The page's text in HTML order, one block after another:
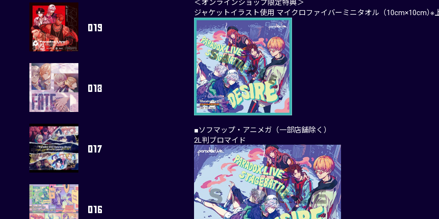
＜オンラインショップ限定特典＞
ジャケットイラスト使用 マイクロファイバーミニタオル（10cm×10cm）※
■ソフマップ・アニメガ（一部店舗除く）
2L判ブロマイド